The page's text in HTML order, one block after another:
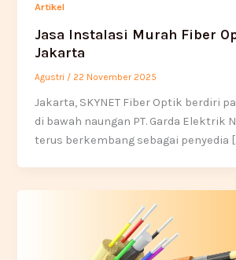
Artikel
Jasa Instalasi Murah Fiber
Jakarta
Agustri / 22 November 2025
Jakarta, SKYNET Fiber Optik berdiri
di bawah naungan PT. Garda Elektrik
terus berkembang sebagai penyedia